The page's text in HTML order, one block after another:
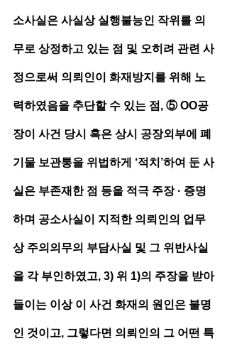
소사실은 사실상 실행불능인 작위를 의
무로 상정하고 있는 점 및 오히려 관련 사
정으로써 의뢰인이 화재방지를 위해 노
력하였음을 추단할 수 있는 점, ⑤ OO공
장이 사건 당시 혹은 상시 공장외부에 폐
기물 보관통을 위법하게 ‘적치’하여 둔 사
실은 부존재한 점 등을 적극 주장 · 증명
하며 공소사실이 지적한 의뢰인의 업무
상 주의의무의 부담사실 및 그 위반사실
을 각 부인하였고, 3) 위 1)의 주장을 받아
들이는 이상 이 사건 화재의 원인은 불명
인 것이고, 그렇다면 의뢰인의 그 어떤 특